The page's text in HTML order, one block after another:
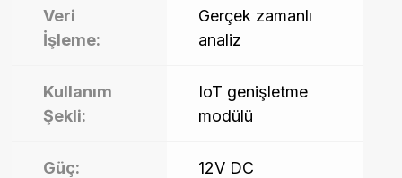
Veri
İşleme:
Gerçek zamanlı
analiz
Kullanım
Şekli:
IoT genişletme
modülü
Güç: 12V DC